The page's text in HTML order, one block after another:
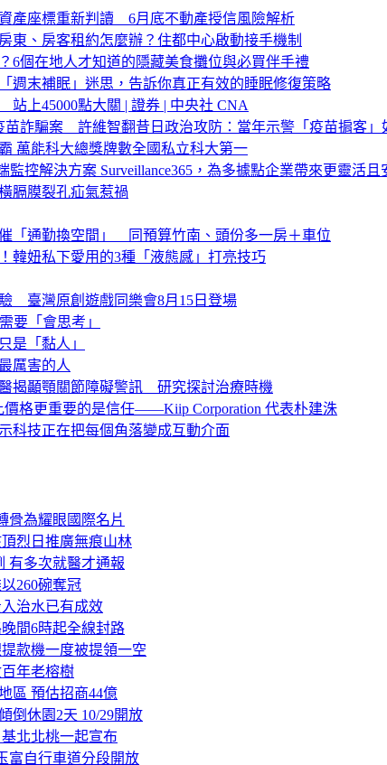
產座標重新判讀 6月底不動產授信風險解析
東、房客租約怎麼辦？住都中心啟動接手機制
6個在地人才知道的隱藏美食攤位與必買伴手禮
週末補眠」迷思，告訴你真正有效的睡眠修復策略
上45000點大關 | 證券 | 中央社 CNA
苗詐騙案 許維智翻昔日政治攻防：當年示警「疫苗掮客」
萬能科大總獎牌數全國私立科大第一
監控解決方案 Surveillance365，為多據點企業帶來更靈活
膈膜裂孔疝氣惹禍
「通勤換空間」 同預算竹南、頭份多一房＋車位
韓妞私下愛用的3種「液態感」打亮技巧
臺灣原創遊戲同樂會8月15日登場
要「會思考」
是「黏人」
厲害的人
揭顳顎關節障礙警訊 研究探討治療時機
價格更重要的是信任——Kiip Corporation 代表朴建洙
科技正在把每個角落變成互動介面
骨為耀眼國際名片
烈日推廣無痕山林
有多次就醫才通報
260碗奪冠
治水已有成效
間6時起全線封路
款機一度被提領一空
年老榕樹
區 預估招商44億
倒休園2天 10/29開放
北北桃一起宣布
富自行車道分段開放